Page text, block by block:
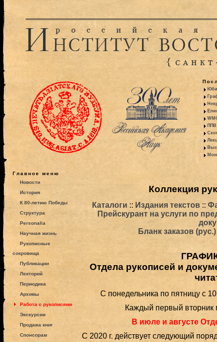
ППВ
Главное меню
Новости
История
К 80-летию Победы
Структура
Personalia
Научная жизнь
Рукописные
сокровища
Публикации
Лекторий
Периодика
Архивы
Работа с рукописями
Экскурсии
Продажа книг
Спонсорам
Коллекция
Каталоги :: Издания текстов ::
Прейскурант на услуги по
Бланк заказов (рус.)
Отдела рукописей и
С понедельника по пятницу с
Каждый первый
В июле и августе
С 2020 г. действует следующий